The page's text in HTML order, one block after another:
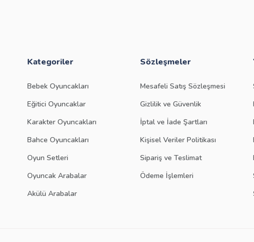
Kategoriler
Bebek Oyuncakları
Eğitici Oyuncaklar
Karakter Oyuncakları
Bahce Oyuncakları
Oyun Setleri
Oyuncak Arabalar
Akülü Arabalar
Sözleşmeler
Mesafeli Satış Sözleşmesi
Gizlilik ve Güvenlik
İptal ve İade Şartları
Kişisel Veriler Politikası
Sipariş ve Teslimat
Ödeme İşlemleri